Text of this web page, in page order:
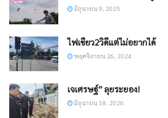
มิถุนายน 9, 2025
ไฟเขียว2วิดีแต่ไม่อยากได้
พฤศจิกายน 26, 2024
เจเศรษฐ์” ลุยระยอง!
มิถุนายน 18, 2026